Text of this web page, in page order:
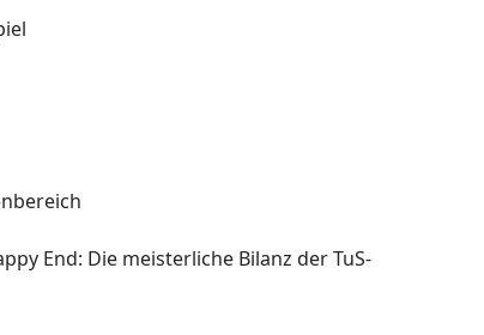
End: Die meisterliche Bilanz der TuS-